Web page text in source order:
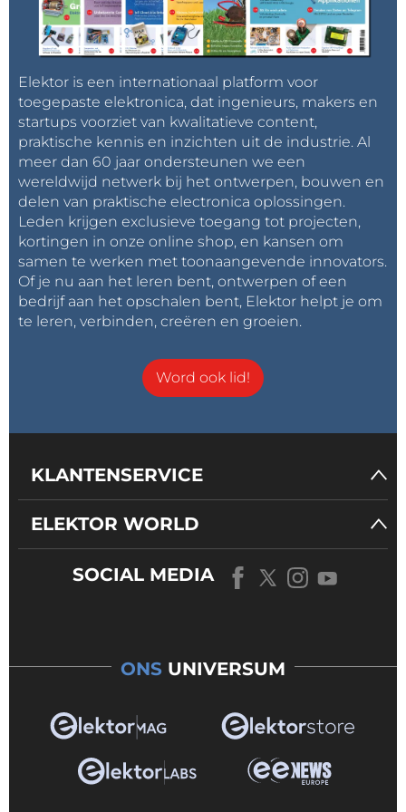
Elektor is een internationaal platform voor
toegepaste elektronica, dat ingenieurs, makers en
startups voorziet van kwalitatieve content,
praktische kennis en inzichten uit de industrie. Al
meer dan 60 jaar ondersteunen we een
wereldwijd netwerk bij het ontwerpen, bouwen en
delen van praktische electronica oplossingen.
Leden krijgen exclusieve toegang tot projecten,
kortingen in onze online shop, en kansen om
samen te werken met toonaangevende innovators.
Of je nu aan het leren bent, ontwerpen of een
bedrijf aan het opschalen bent, Elektor helpt je om
te leren, verbinden, creëren en groeien.
Word ook lid!
KLANTENSERVICE
ELEKTOR WORLD
SOCIAL MEDIA
ONS UNIVERSUM